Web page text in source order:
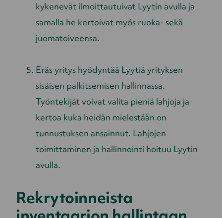
kykenevät ilmoittautuivat Lyytin avulla ja
samalla he kertoivat myös ruoka- sekä
juomatoiveensa.
Eräs yritys hyödyntää Lyytiä yrityksen
sisäisen palkitsemisen hallinnassa.
Työntekijät voivat valita pieniä lahjoja ja
kertoa kuka heidän mielestään on
tunnustuksen ansainnut. Lahjojen
toimittaminen ja hallinnointi hoituu Lyytin
avulla.
Rekrytoinneista